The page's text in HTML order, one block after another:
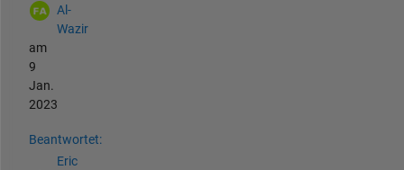
Al-
Wazir
am
9
Jan.
2023
Beantwortet:
Eric